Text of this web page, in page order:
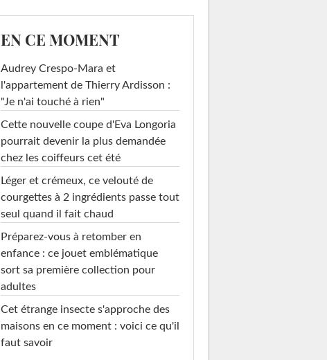
EN CE MOMENT
Audrey Crespo-Mara et
l'appartement de Thierry Ardisson :
"Je n'ai touché à rien"
Cette nouvelle coupe d'Eva Longoria
pourrait devenir la plus demandée
chez les coiffeurs cet été
Léger et crémeux, ce velouté de
courgettes à 2 ingrédients passe tout
seul quand il fait chaud
Préparez-vous à retomber en
enfance : ce jouet emblématique
sort sa première collection pour
adultes
Cet étrange insecte s'approche des
maisons en ce moment : voici ce qu'il
faut savoir